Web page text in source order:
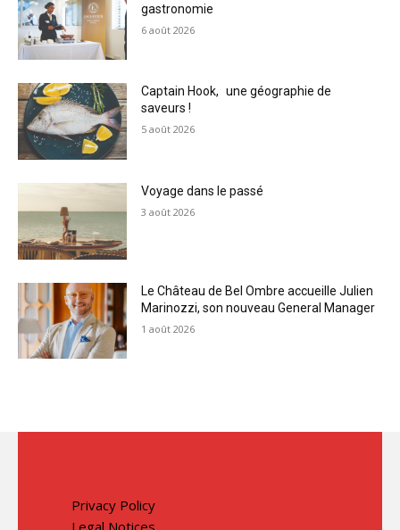
gastronomie
6 août 2026
Captain Hook, une géographie de
saveurs !
5 août 2026
Voyage dans le passé
3 août 2026
Le Château de Bel Ombre accueille Julien
Marinozzi, son nouveau General Manager
1 août 2026
Privacy Policy